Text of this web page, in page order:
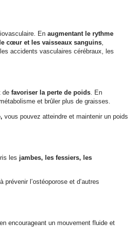
En augmentant le rythme
cœur et les vaisseaux sanguins
accidents vasculaires cérébraux, les
de favoriser la perte de poids . En
et brûler plus de graisses.
vous pouvez atteindre et maintenir un poids
les jambes, les fessiers, les
l’ostéoporose et d’autres
en encourageant un mouvement fluide et